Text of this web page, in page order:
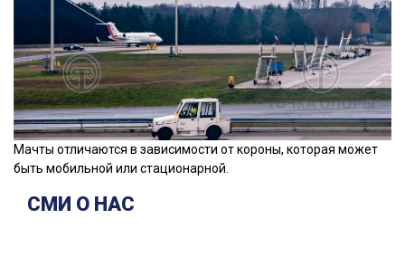
Мачты отличаются в зависимости от короны, которая может
быть мобильной или стационарной.
СМИ О НАС